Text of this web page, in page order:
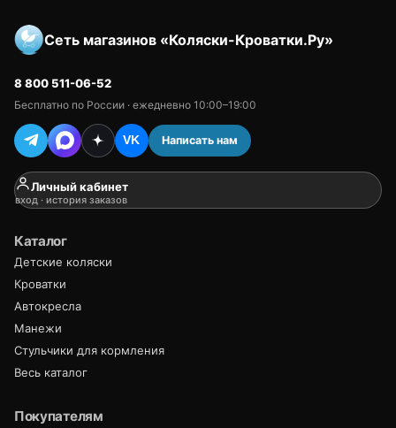
Сеть магазинов «Коляски-Кроватки.Ру»
8 800 511-06-52
Бесплатно по России · ежедневно 10:00–19:00
VK Написать нам
Личный кабинет
вход · история заказов
Каталог
Детские коляски
Кроватки
Автокресла
Манежи
Стульчики для кормления
Весь каталог
Покупателям